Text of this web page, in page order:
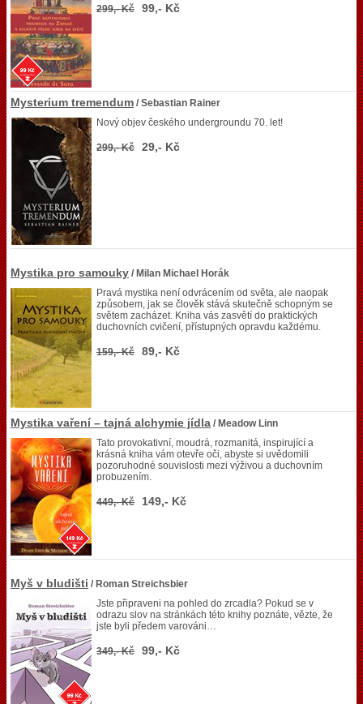
299,- Kč 99,- Kč
Mysterium tremendum / Sebastian Rainer
Nový objev českého undergroundu 70. let!
299,- Kč 29,- Kč
Mystika pro samouky / Milan Michael Horák
Pravá mystika není odvrácením od světa, ale naopak
způsobem, jak se člověk stává skutečně schopným se
světem zacházet. Kniha vás zasvětí do praktických
duchovních cvičení, přístupných opravdu každému.
159,- Kč 89,- Kč
Mystika vaření – tajná alchymie jídla / Meadow Linn
Tato provokativní, moudrá, rozmanitá, inspirující a
krásná kniha vám otevře oči, abyste si uvědomili
pozoruhodné souvislosti mezi výživou a duchovním
probuzením.
449,- Kč 149,- Kč
Myš v bludišti / Roman Streichsbier
Jste připraveni na pohled do zrcadla? Pokud se v
odrazu slov na stránkách této knihy poznáte, vězte, že
jste byli předem varováni…
349,- Kč 99,- Kč